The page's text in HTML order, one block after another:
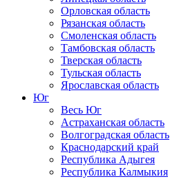
Орловская область
Рязанская область
Смоленская область
Тамбовская область
Тверская область
Тульская область
Ярославская область
Юг
Весь Юг
Астраханская область
Волгоградская область
Краснодарский край
Республика Адыгея
Республика Калмыкия